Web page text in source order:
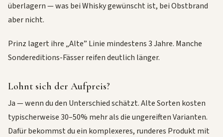
überlagern — was bei Whisky gewünscht ist, bei Obstbrand
aber nicht.
Prinz lagert ihre „Alte” Linie mindestens 3 Jahre. Manche
Sondereditions-Fässer reifen deutlich länger.
Lohnt sich der Aufpreis?
Ja — wenn du den Unterschied schätzt. Alte Sorten kosten
typischerweise 30–50% mehr als die ungereiften Varianten.
Dafür bekommst du ein komplexeres, runderes Produkt mit